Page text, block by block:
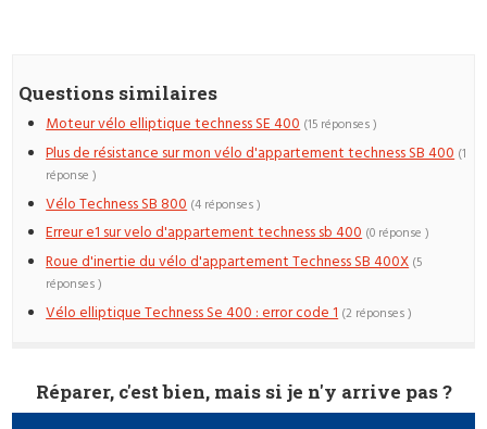
Questions similaires
Moteur vélo elliptique techness SE 400 (15 réponses )
Plus de résistance sur mon vélo d'appartement techness SB 400 (1
réponse )
Vélo Techness SB 800 (4 réponses )
Erreur e1 sur velo d'appartement techness sb 400 (0 réponse )
Roue d'inertie du vélo d'appartement Techness SB 400X (5
réponses )
Vélo elliptique Techness Se 400 : error code 1 (2 réponses )
Réparer, c'est bien, mais si je n'y arrive pas ?